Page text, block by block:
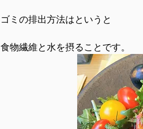
ゴミの排出方法はというと
食物繊維と水を摂ることです。